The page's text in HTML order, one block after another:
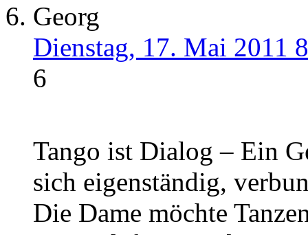
Georg
Dienstag, 17. Mai 2011
6
Tango ist Dialog – Ein
sich eigenständig,
Die Dame möchte